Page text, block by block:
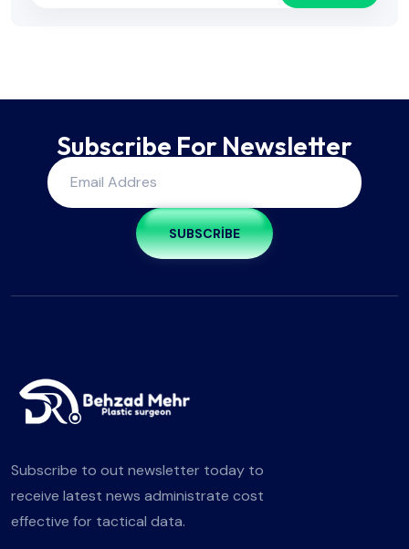
Subscribe For Newsletter
SUBSCRIBE
Subscribe to out newsletter today to
receive latest news administrate cost
effective for tactical data.